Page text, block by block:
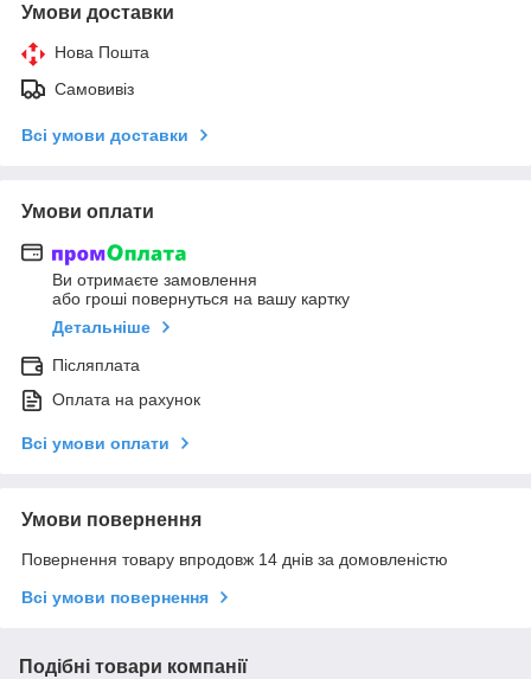
Умови доставки
Нова Пошта
Самовивіз
Всі умови доставки
Умови оплати
Ви отримаєте замовлення
або гроші повернуться на вашу картку
Детальніше
Післяплата
Оплата на рахунок
Всі умови оплати
Умови повернення
Повернення товару впродовж 14 днів за домовленістю
Всі умови повернення
Подібні товари компанії